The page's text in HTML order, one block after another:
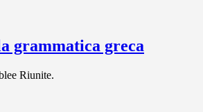
grammatica greca
Riunite.